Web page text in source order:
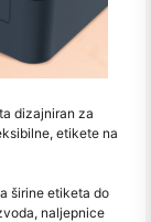
dizajniran za
etikete na
širine etiketa do
naljepnice